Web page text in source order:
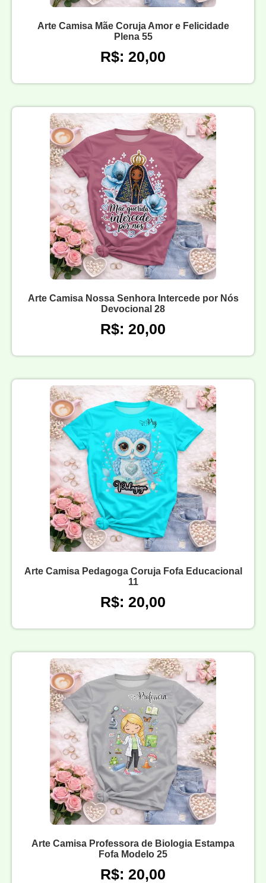
Arte Camisa Mãe Coruja Amor e Felicidade
Plena 55
R$: 20,00
Arte Camisa Nossa Senhora Intercede por Nós
Devocional 28
R$: 20,00
Arte Camisa Pedagoga Coruja Fofa Educacional
11
R$: 20,00
Arte Camisa Professora de Biologia Estampa
Fofa Modelo 25
R$: 20,00